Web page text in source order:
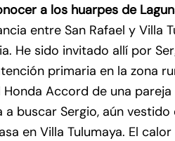
a los huarpes de
entre San Rafael y Villa
He sido invitado allí por
primaria en la zona
Accord de una
a buscar Sergio, aún
en Villa Tulumaya. El